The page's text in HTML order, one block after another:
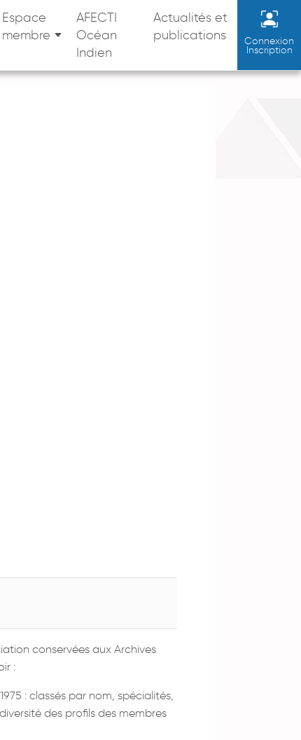
Espace
membre
AFECTI
Océan
Indien
Actualités et
publications
Connexion
Inscription
conservées aux Archives
:
: classés par nom, spécialités,
des profils des membres